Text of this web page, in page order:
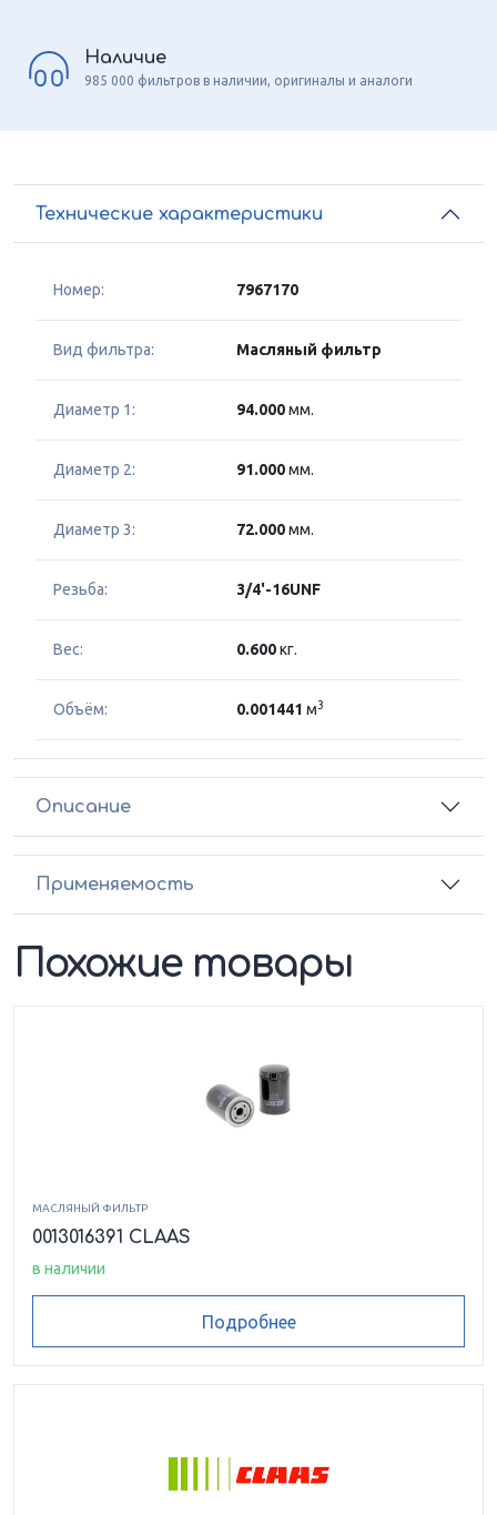
Наличие
985 000 фильтров в наличии, оригиналы и аналоги
Технические характеристики
Номер: 7967170
Вид фильтра: Масляный фильтр
Диаметр 1: 94.000мм.
Диаметр 2: 91.000мм.
Диаметр 3: 72.000мм.
Резьба: 3/4'-16UNF
Вес: 0.600кг.
Объём: 0.001441 м3
Описание
Применяемость
Похожие товары
МАСЛЯНЫЙ ФИЛЬТР
0013016391 CLAAS
в наличии
Подробнее